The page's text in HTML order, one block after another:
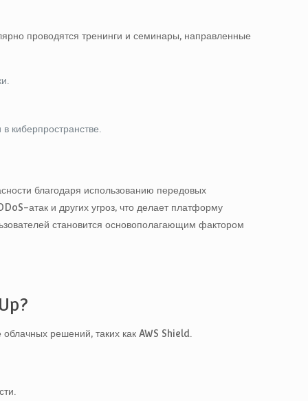
проводятся тренинги и семинары, направленные
киберпространстве.
благодаря использованию передовых
атак и других угроз, что делает платформу
становится основополагающим фактором
решений, таких как AWS Shield.